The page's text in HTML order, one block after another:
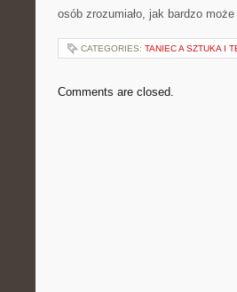
osób zrozumiało, jak bardzo
CATEGORIES: TANIEC A SZTUKA I
Comments are closed.